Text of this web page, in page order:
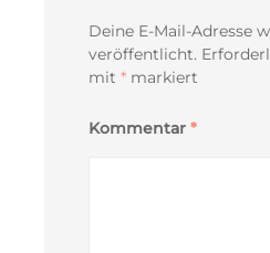
Deine E-Mail-Adresse
veröffentlicht.
mit * markiert
Kommentar *